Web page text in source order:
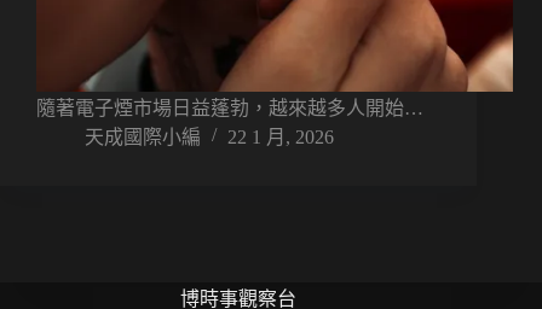
隨著電子煙市場日益蓬勃，越來越多人開始…
天成國際小編
22 1 月, 2026
博時事觀察台